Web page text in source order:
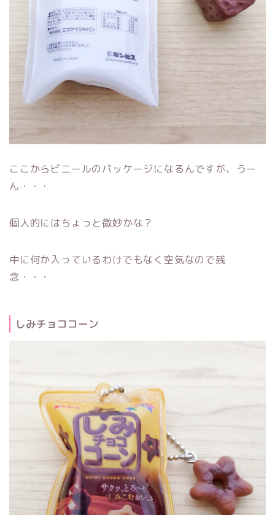
ここからビニールのパッケージになるんですが、うー
ん・・・
個人的にはちょっと微妙かな？
中に何か入っているわけでもなく空気なので残
念・・・
しみチョココーン